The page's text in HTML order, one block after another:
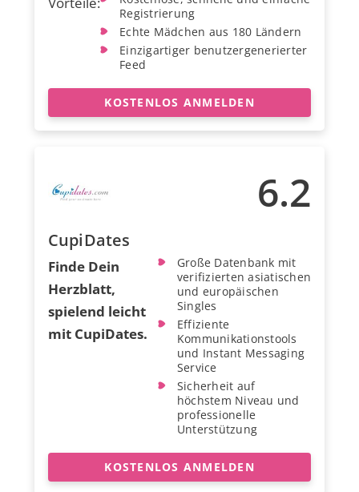
Registrierung
Echte Mädchen aus 180 Ländern
Einzigartiger benutzergenerierter
Feed
KOSTENLOS ANMELDEN
6.2
CupiDates
Finde Dein
Herzblatt,
spielend leicht
mit CupiDates.
Große Datenbank mit
verifizierten asiatischen
und europäischen
Singles
Effiziente
Kommunikationstools
und Instant Messaging
Service
Sicherheit auf
höchstem Niveau und
professionelle
Unterstützung
KOSTENLOS ANMELDEN